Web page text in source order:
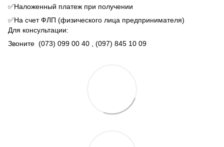
✅Наложенный платеж при получении
✅На счет ФЛП (физического лица предпринимателя)
Для консультации:
Звоните (073) 099 00 40 , (097) 845 10 09